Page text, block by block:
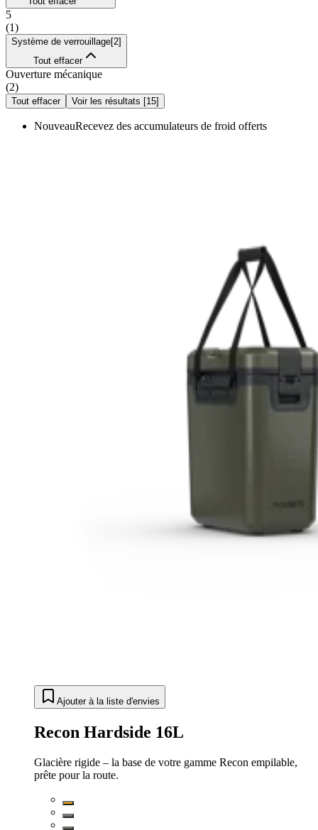
5
(1)
Système de verrouillage[2]
Tout effacer
Ouverture mécanique
(2)
Tout effacer Voir les résultats [15]
NouveauRecevez des accumulateurs de froid offerts
Ajouter à la liste d'envies
Recon Hardside 16L
Glacière rigide – la base de votre gamme Recon empilable,
prête pour la route.